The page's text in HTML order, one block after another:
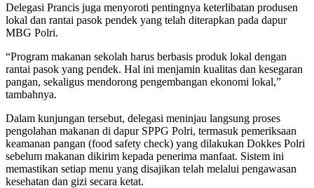
Delegasi Prancis juga menyoroti pentingnya keterlibatan produsen
lokal dan rantai pasok pendek yang telah diterapkan pada dapur
MBG Polri.
“Program makanan sekolah harus berbasis produk lokal dengan
rantai pasok yang pendek. Hal ini menjamin kualitas dan kesegaran
pangan, sekaligus mendorong pengembangan ekonomi lokal,”
tambahnya.
Dalam kunjungan tersebut, delegasi meninjau langsung proses
pengolahan makanan di dapur SPPG Polri, termasuk pemeriksaan
keamanan pangan (food safety check) yang dilakukan Dokkes Polri
sebelum makanan dikirim kepada penerima manfaat. Sistem ini
memastikan setiap menu yang disajikan telah melalui pengawasan
kesehatan dan gizi secara ketat.